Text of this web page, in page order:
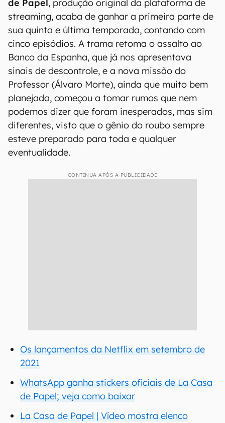
de Papel, produção original da plataforma de
streaming, acaba de ganhar a primeira parte de
sua quinta e última temporada, contando com
cinco episódios. A trama retoma o assalto ao
Banco da Espanha, que já nos apresentava
sinais de descontrole, e a nova missão do
Professor (Álvaro Morte), ainda que muito bem
planejada, começou a tomar rumos que nem
podemos dizer que foram inesperados, mas sim
diferentes, visto que o gênio do roubo sempre
esteve preparado para toda e qualquer
eventualidade.
CONTINUA APÓS A PUBLICIDADE
Os lançamentos da Netflix em setembro de
2021
WhatsApp ganha stickers oficiais de La Casa
de Papel; veja como baixar
La Casa de Papel | Vídeo mostra elenco